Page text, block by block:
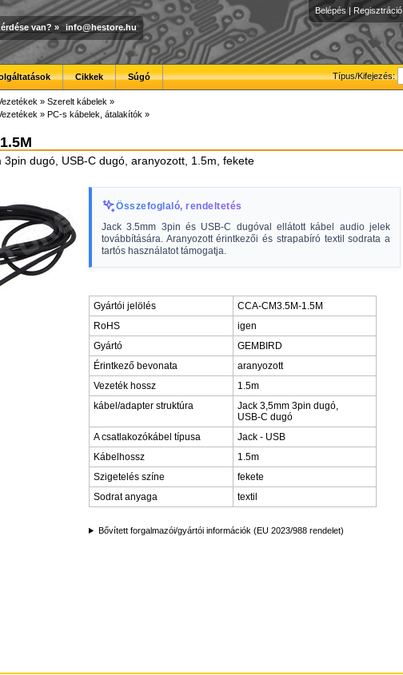
Belépés | Regisztráció
van? » info@hestore.hu
Típus/Kifejezés:
Cikkek Súgó
» Szerelt kábelek »
» PC-s kábelek, átalakítók »
3pin dugó, USB-C dugó, aranyozott, 1.5m, fekete
Összefoglaló, rendeltetés
Jack 3.5mm 3pin és USB-C dugóval ellátott kábel audio jelek
továbbítására. Aranyozott érintkezői és strapabíró textil sodrata a
tartós használatot támogatja.
Gyártói jelölés
CCA-CM3.5M-1.5M
RoHS
igen
Gyártó
GEMBIRD
Érintkező bevonata
aranyozott
Vezeték hossz
1.5m
kábel/adapter struktúra
Jack 3,5mm 3pin dugó,
USB-C dugó
A csatlakozókábel típusa
Jack - USB
Kábelhossz
1.5m
Szigetelés színe
fekete
Sodrat anyaga
textil
Bővített forgalmazói/gyártói információk (EU 2023/988 rendelet)